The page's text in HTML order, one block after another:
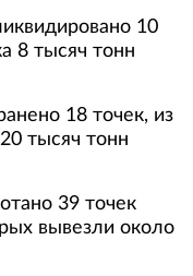
10
8 тысяч тонн
18 точек, из
тысяч тонн
39 точек
вывезли около